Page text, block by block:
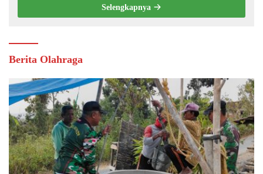
Selengkapnya
Berita Olahraga